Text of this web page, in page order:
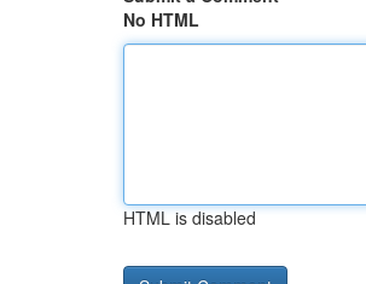
No HTML
HTML is disabled